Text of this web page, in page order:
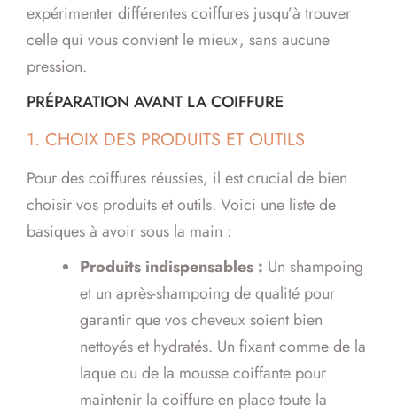
expérimenter différentes coiffures jusqu’à trouver
celle qui vous convient le mieux, sans aucune
pression.
PRÉPARATION AVANT LA COIFFURE
1. CHOIX DES PRODUITS ET OUTILS
Pour des coiffures réussies, il est crucial de bien
choisir vos produits et outils. Voici une liste de
basiques à avoir sous la main :
Produits indispensables : Un shampoing
et un après-shampoing de qualité pour
garantir que vos cheveux soient bien
nettoyés et hydratés. Un fixant comme de la
laque ou de la mousse coiffante pour
maintenir la coiffure en place toute la